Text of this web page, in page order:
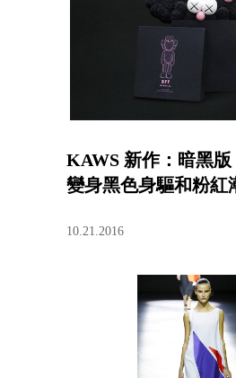
KAWS 新作：暗黑版
變身黑色身驅和粉紅
10.21.2016